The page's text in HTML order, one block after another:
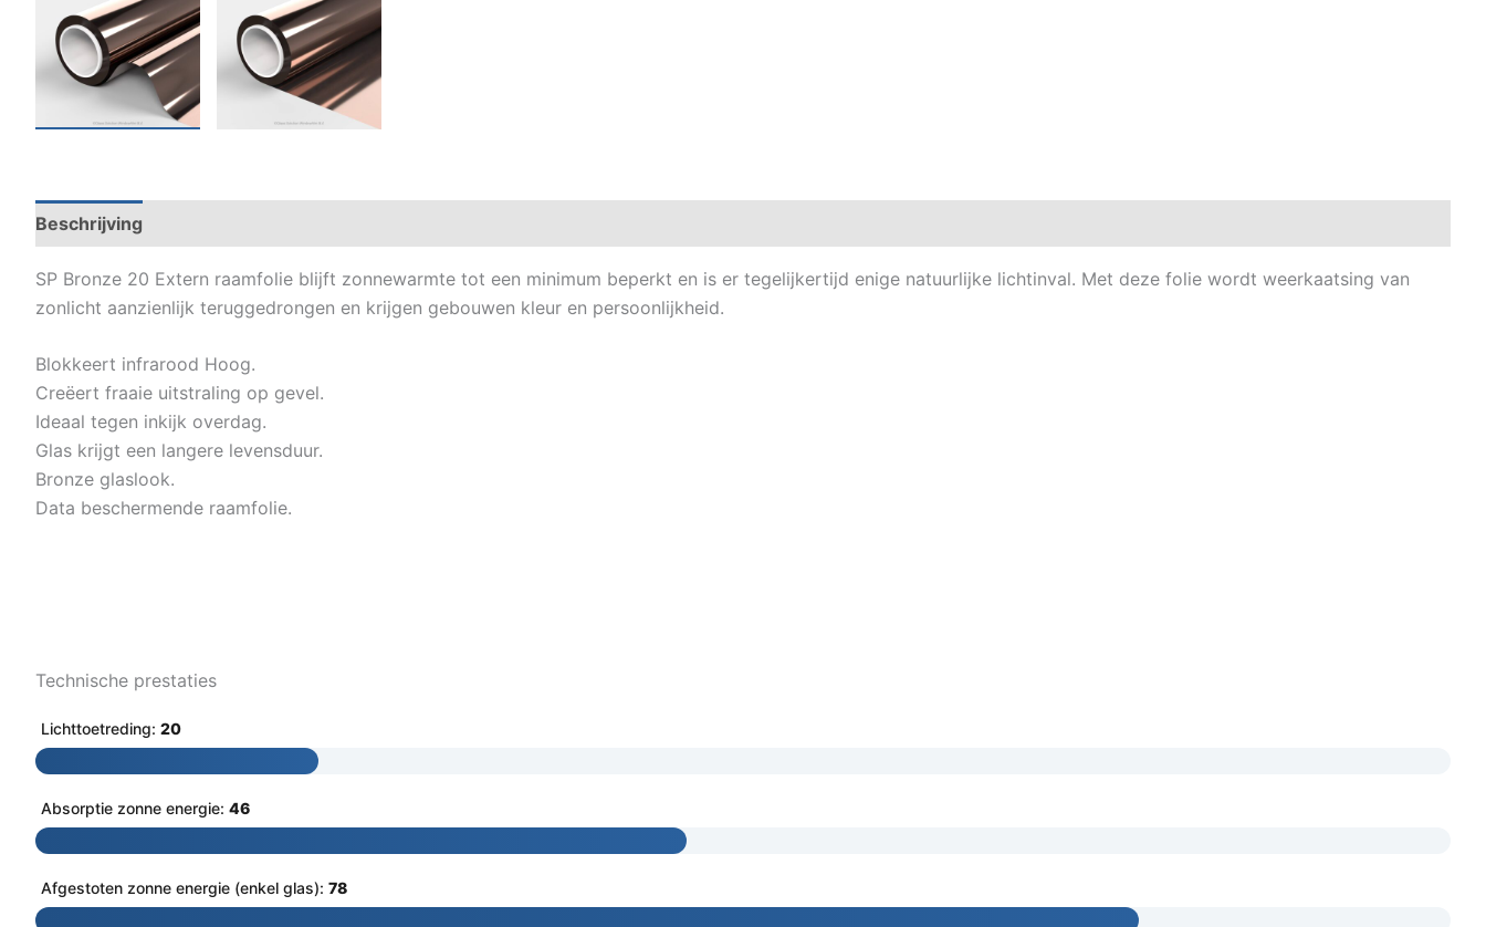
Beschrijving
SP Bronze 20 Extern raamfolie blijft zonnewarmte tot een minimum beperkt en is er tegelijkertijd enige natuurlijke lichtinval. Met deze folie wordt weerkaatsing van
zonlicht aanzienlijk teruggedrongen en krijgen gebouwen kleur en persoonlijkheid.
Blokkeert infrarood Hoog.
Creëert fraaie uitstraling op gevel.
Ideaal tegen inkijk overdag.
Glas krijgt een langere levensduur.
Bronze glaslook.
Data beschermende raamfolie.
Technische prestaties
Lichttoetreding: 20
Absorptie zonne energie: 46
Afgestoten zonne energie (enkel glas): 78